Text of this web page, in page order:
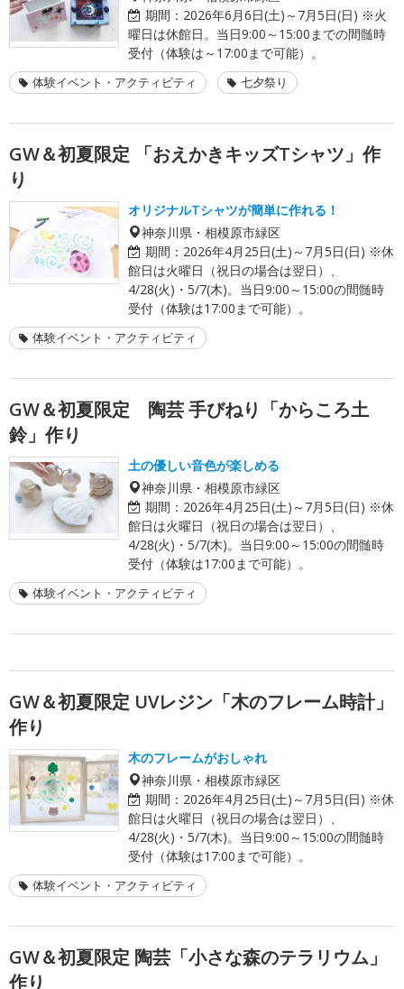
期間： 2026年6月6日(土)～7月5日(日) ※火
曜日は休館日。当日9:00～15:00までの間髄時
受付（体験は～17:00まで可能）。
体験イベント・アクティビティ 七夕祭り
GW＆初夏限定 「おえかきキッズTシャツ」作
り
オリジナルTシャツが簡単に作れる！
神奈川県・相模原市緑区
期間： 2026年4月25日(土)～7月5日(日) ※休
館日は火曜日（祝日の場合は翌日）、
4/28(火)・5/7(木)。当日9:00～15:00の間髄時
受付（体験は17:00まで可能）。
体験イベント・アクティビティ
GW＆初夏限定 陶芸 手びねり「からころ土
鈴」作り
土の優しい音色が楽しめる
神奈川県・相模原市緑区
期間： 2026年4月25日(土)～7月5日(日) ※休
館日は火曜日（祝日の場合は翌日）、
4/28(火)・5/7(木)。当日9:00～15:00の間髄時
受付（体験は17:00まで可能）。
体験イベント・アクティビティ
GW＆初夏限定 UVレジン「木のフレーム時計」
作り
木のフレームがおしゃれ
神奈川県・相模原市緑区
期間： 2026年4月25日(土)～7月5日(日) ※休
館日は火曜日（祝日の場合は翌日）、
4/28(火)・5/7(木)。当日9:00～15:00の間髄時
受付（体験は17:00まで可能）。
体験イベント・アクティビティ
GW＆初夏限定 陶芸「小さな森のテラリウム」
作り